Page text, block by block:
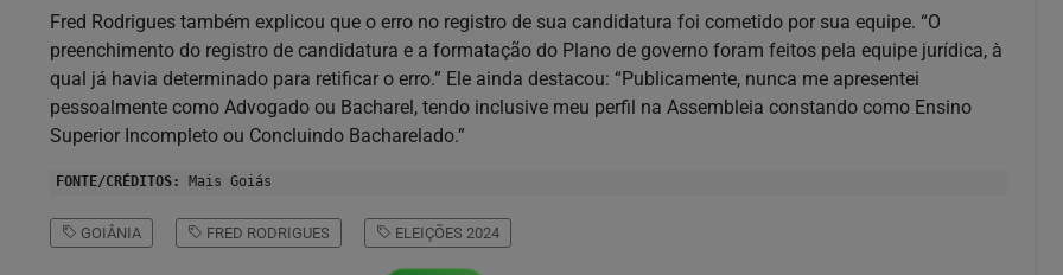
Fred Rodrigues também explicou que o erro no registro de sua candidatura foi cometido por sua equipe. “O
preenchimento do registro de candidatura e a formatação do Plano de governo foram feitos pela equipe jurídica, à
qual já havia determinado para retificar o erro.” Ele ainda destacou: “Publicamente, nunca me apresentei
pessoalmente como Advogado ou Bacharel, tendo inclusive meu perfil na Assembleia constando como Ensino
Superior Incompleto ou Concluindo Bacharelado.”
FONTE/CRÉDITOS: Mais Goiás
GOIÂNIA FRED RODRIGUES ELEIÇÕES 2024